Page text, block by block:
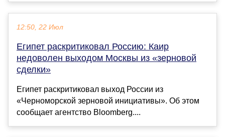
12:50, 22 Июл
Египет раскритиковал Россию: Каир
недоволен выходом Москвы из «зерновой
сделки»
Египет раскритиковал выход России из
«Черноморской зерновой инициативы». Об этом
сообщает агентство Bloomberg....